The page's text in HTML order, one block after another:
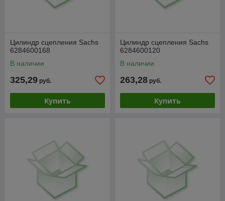
Цилиндр сцепления Sachs
6284600168
В наличии
325,29 руб.
Купить
Цилиндр сцепления Sachs
6284600120
В наличии
263,28 руб.
Купить